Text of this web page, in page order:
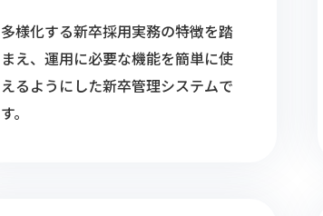
多様化する新卒採用実務の特徴を踏
まえ、運用に必要な機能を簡単に使
えるようにした新卒管理システムで
す。